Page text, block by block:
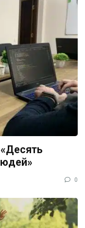
0